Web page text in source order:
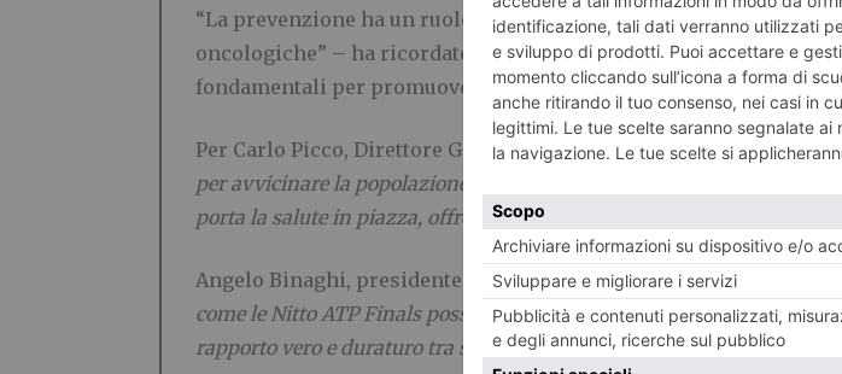
“La prevenzione ha un ruolo sempre più cruciale nella diagnosi
oncologiche” – ha ricordato il professor Giorgio
fondamentali per promuovere la prevenzione e diffondere una
Per Carlo Picco, Direttore Generale ASL Torino:“Tennis and
per avvicinare la popolazione alla prevenzione. L’ASL Città di
porta la salute in piazza, offrendo screening gratuiti e momenti di
Angelo Binaghi, presidente FITP, sottolinea:“Tennis and Friends
come le Nitto ATP Finals possa generare un impatto che va oltre il
rapporto vero e duraturo tra sport e società.”